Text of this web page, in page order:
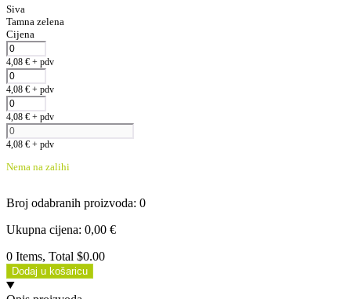
Siva
Tamna zelena
Cijena
4,08 € + pdv
4,08 € + pdv
4,08 € + pdv
4,08 € + pdv
Nema na zalihi
Broj odabranih proizvoda: 0
Ukupna cijena: 0,00 €
0 Items, Total $0.00
Dodaj u košaricu